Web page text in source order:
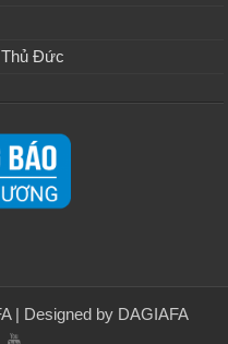
Thủ Đức
| Designed by DAGIAFA